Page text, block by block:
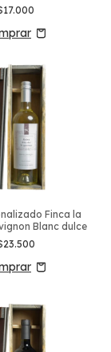
Finca la
Blanc dulce